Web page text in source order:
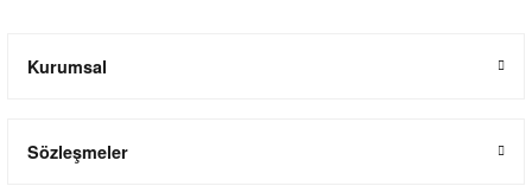
Kurumsal
Sözleşmeler